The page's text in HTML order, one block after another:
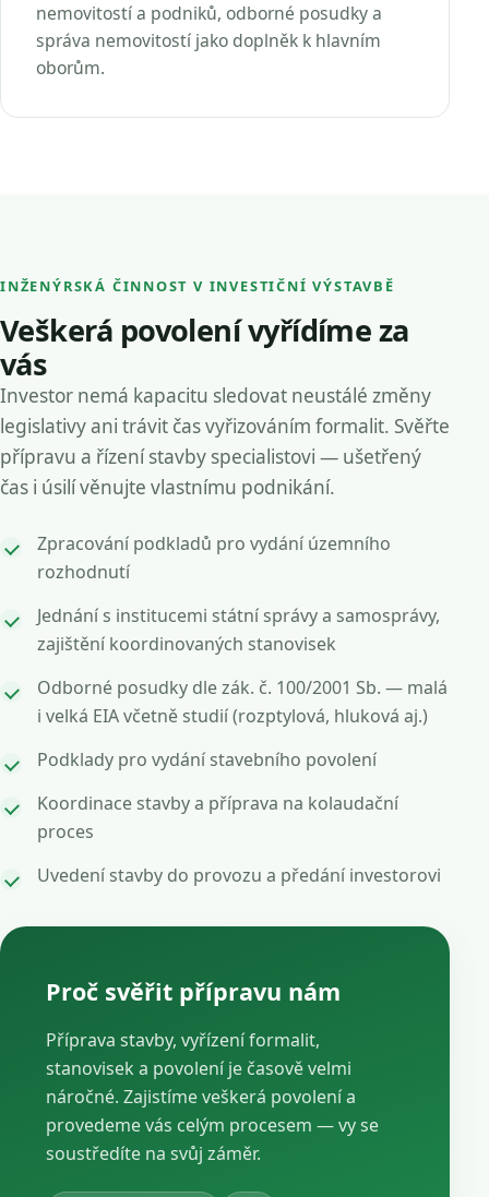
nemovitostí a podniků, odborné posudky a
správa nemovitostí jako doplněk k hlavním
oborům.
INŽENÝRSKÁ ČINNOST V INVESTIČNÍ VÝSTAVBĚ
Veškerá povolení vyřídíme za
vás
Investor nemá kapacitu sledovat neustálé změny
legislativy ani trávit čas vyřizováním formalit. Svěřte
přípravu a řízení stavby specialistovi — ušetřený
čas i úsilí věnujte vlastnímu podnikání.
Zpracování podkladů pro vydání územního
rozhodnutí
Jednání s institucemi státní správy a samosprávy,
zajištění koordinovaných stanovisek
Odborné posudky dle zák. č. 100/2001 Sb. — malá
i velká EIA včetně studií (rozptylová, hluková aj.)
Podklady pro vydání stavebního povolení
Koordinace stavby a příprava na kolaudační
proces
Uvedení stavby do provozu a předání investorovi
Proč svěřit přípravu nám
Příprava stavby, vyřízení formalit,
stanovisek a povolení je časově velmi
náročné. Zajistíme veškerá povolení a
provedeme vás celým procesem — vy se
soustředíte na svůj záměr.